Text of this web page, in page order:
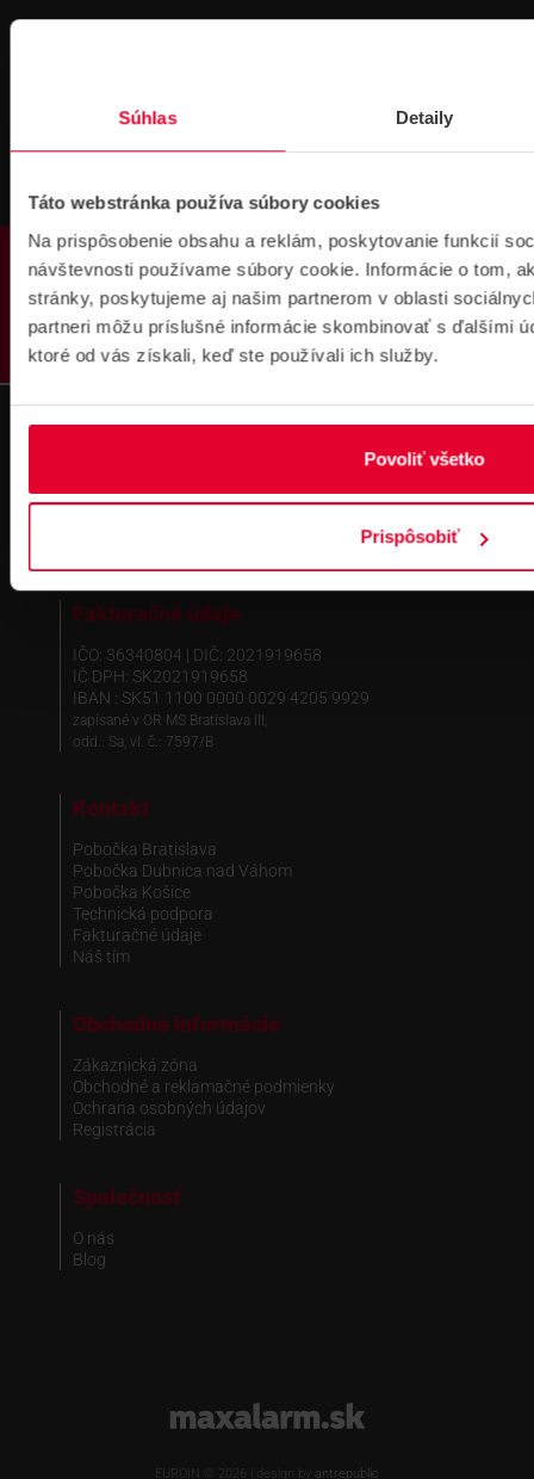
Súhlas Detaily
Táto webstránka používa súbory cookies
Na prispôsobenie obsahu a reklám, poskytovanie funkcií
návštevnosti používame súbory cookie. Informácie o tom,
stránky, poskytujeme aj našim partnerom v oblasti
partneri môžu príslušné informácie skombinovať s ďalšími
ktoré od vás získali, keď ste používali ich služby.
Povoliť všetko
Prispôsobiť
PRODUKTY
Pre zákazníkov s rámovcovou zmluvou pri
objednávkach nad 300 € bez DPH
Fakturačné údaje
IČO: 36340804 | DIČ: 2021919658
IČ DPH: SK2021919658
IBAN : SK51 1100 0000 0029 4205 9929
zapísané v OR MS Bratislava III,
odd.: Sa, vl. č.: 7597/B
Kontakt
Pobočka Bratislava
Pobočka Dubnica nad Váhom
Pobočka Košice
Technická podpora
Fakturačné údaje
Náš tím
Obchodné informácie
Zákaznická zóna
Obchodné a reklamačné podmienky
Ochrana osobných údajov
Registrácia
Spoločnosť
O nás
Blog
www.maxalarm.sk
EUROIN © 2026 | design by antrepublic